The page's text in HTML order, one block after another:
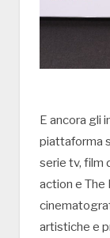
E ancora gli
piattaforma
serie tv, film
action e The
artistiche e